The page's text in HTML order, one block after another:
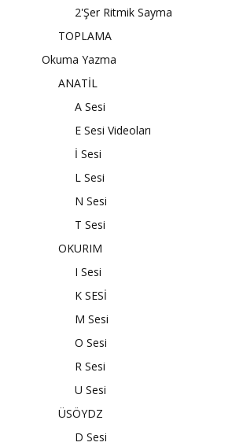
2'Şer Ritmik Sayma
TOPLAMA
Okuma Yazma
ANATİL
A Sesi
E Sesi Videoları
İ Sesi
L Sesi
N Sesi
T Sesi
OKURIM
I Sesi
K SESİ
M Sesi
O Sesi
R Sesi
U Sesi
ÜSÖYDZ
D Sesi